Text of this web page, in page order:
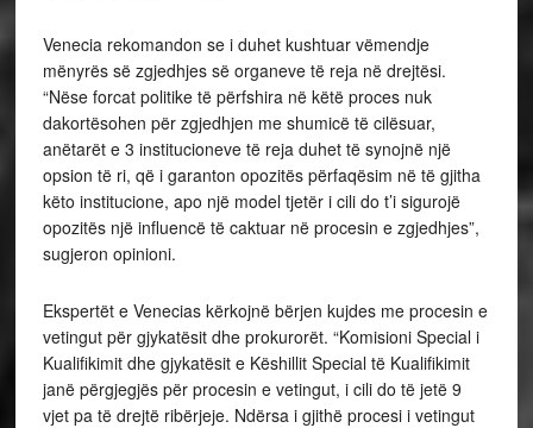
Venecia rekomandon se i duhet kushtuar vëmendje
mënyrës së zgjedhjes së organeve të reja në drejtësi.
“Nëse forcat politike të përfshira në këtë proces nuk
dakortësohen për zgjedhjen me shumicë të cilësuar,
anëtarët e 3 institucioneve të reja duhet të synojnë një
opsion të ri, që i garanton opozitës përfaqësim në të gjitha
këto institucione, apo një model tjetër i cili do t’i sigurojë
opozitës një influencë të caktuar në procesin e zgjedhjes”,
sugjeron opinioni.
Ekspertët e Venecias kërkojnë bërjen kujdes me procesin e
vetingut për gjykatësit dhe prokurorët. “Komisioni Special i
Kualifikimit dhe gjykatësit e Këshillit Special të Kualifikimit
janë përgjegjës për procesin e vetingut, i cili do të jetë 9
vjet pa të drejtë ribërjeje. Ndërsa i gjithë procesi i vetingut